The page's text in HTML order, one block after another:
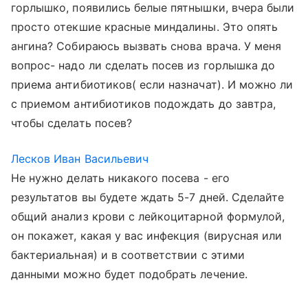
горлышко, появились белые пятнышки, вчера были
просто отекшие красные миндалины. Это опять
ангина? Собираюсь вызвать снова врача. У меня
вопрос- надо ли сделать посев из горлышка до
приема антибиотиков( если назначат). И можно ли
с приемом антибиотиков подождать до завтра,
чтобы сделать посев?
Лесков Иван Васильевич
Не нужно делать никакого посева - его
результатов вы будете ждать 5-7 дней. Сделайте
общий анализ крови с лейкоцитарной формулой,
он покажет, какая у вас инфекция (вирусная или
бактериальная) и в соответствии с этими
данными можно будет подобрать лечение.